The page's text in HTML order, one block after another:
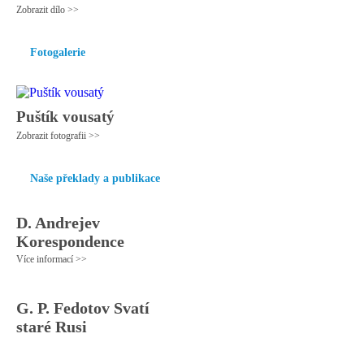
Zobrazit dílo >>
Fotogalerie
Puštík vousatý
Zobrazit fotografii >>
Naše překlady a publikace
D. Andrejev
Korespondence
Více informací >>
G. P. Fedotov Svatí
staré Rusi